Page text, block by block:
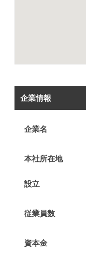
企業情報
企業名
本社所在地
設立
従業員数
資本金